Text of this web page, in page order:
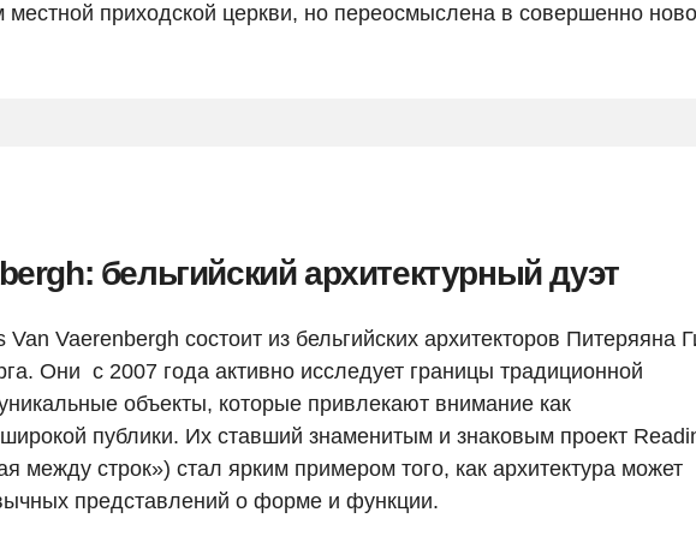
местной приходской церкви, но переосмыслена в совершенно
бельгийский архитектурный дуэт
Vaerenbergh состоит из бельгийских архитекторов Питеряяна
Они с 2007 года активно исследует границы традиционной
объекты, которые привлекают внимание как
публики. Их ставший знаменитым и знаковым проект
между строк») стал ярким примером того, как архитектура может
представлений о форме и функции.